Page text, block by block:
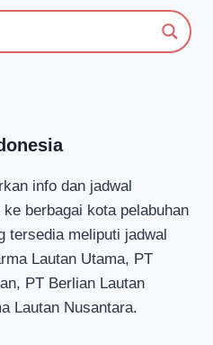
info dan jadwal
berbagai kota pelabuhan
tersedia meliputi jadwal
Lautan Utama, PT
PT Berlian Lautan
Lautan Nusantara.